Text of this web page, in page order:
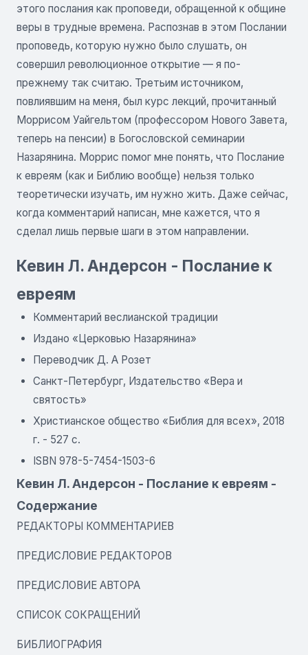
этого послания как проповеди, обращенной к общине
веры в трудные времена. Распознав в этом Послании
проповедь, которую нужно было слушать, он
совершил революционное открытие — я по-
прежнему так считаю. Третьим источником,
повлиявшим на меня, был курс лекций, прочитанный
Моррисом Уайгельтом (профессором Нового Завета,
теперь на пенсии) в Богословской семинарии
Назарянина. Моррис помог мне понять, что Послание
к евреям (как и Библию вообще) нельзя только
теоретически изучать, им нужно жить. Даже сейчас,
когда комментарий написан, мне кажется, что я
сделал лишь первые шаги в этом направлении.
Кевин Л. Андерсон - Послание к
евреям
Комментарий веслианской традиции
Издано «Церковью Назарянина»
Переводчик Д. А Розет
Санкт-Петербург, Издательство «Вера и
святость»
Христианское общество «Библия для всех», 2018
г. - 527 с.
ISBN 978-5-7454-1503-6
Кевин Л. Андерсон - Послание к евреям -
Содержание
РЕДАКТОРЫ КОММЕНТАРИЕВ
ПРЕДИСЛОВИЕ РЕДАКТОРОВ
ПРЕДИСЛОВИЕ АВТОРА
СПИСОК СОКРАЩЕНИЙ
БИБЛИОГРАФИЯ